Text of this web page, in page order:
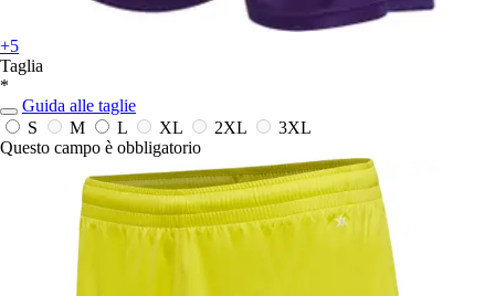
+5
Taglia
*
Guida alle taglie
S
M L XL 2XL
3XL
Questo campo è obbligatorio